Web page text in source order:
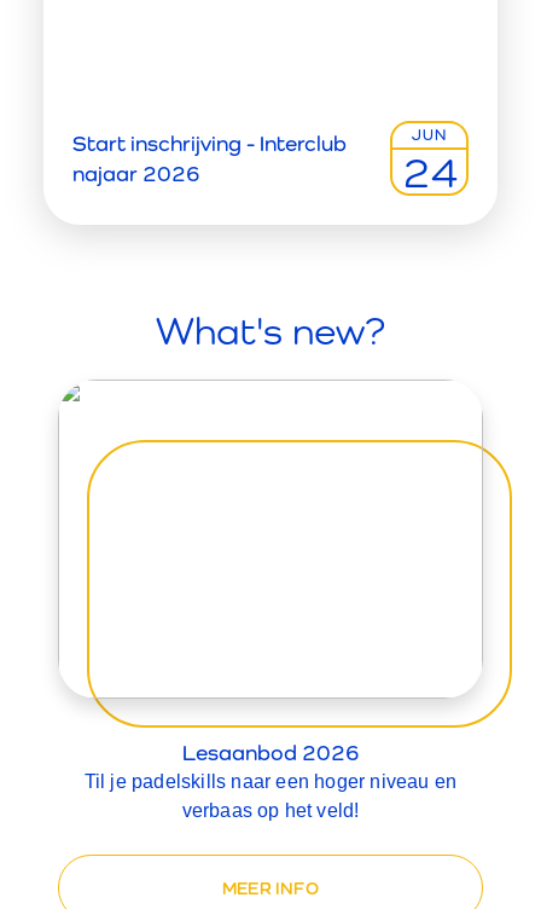
Start inschrijving - Interclub
najaar 2026
JUN
24
What's new?
Lesaanbod 2026
Til je padelskills naar een hoger niveau en
verbaas op het veld!
MEER INFO